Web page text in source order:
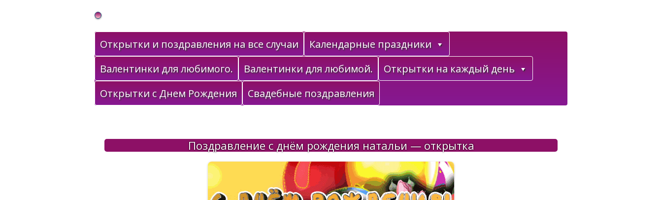
Gif Открытки в подарок
Открытки и поздравления на все случаи
Календарные праздники
Валентинки для любимого.
Валентинки для любимой.
Открытки на каждый день
Открытки с Днем Рождения
Свадебные поздравления
Поздравление с днём рождения натальи — открытка